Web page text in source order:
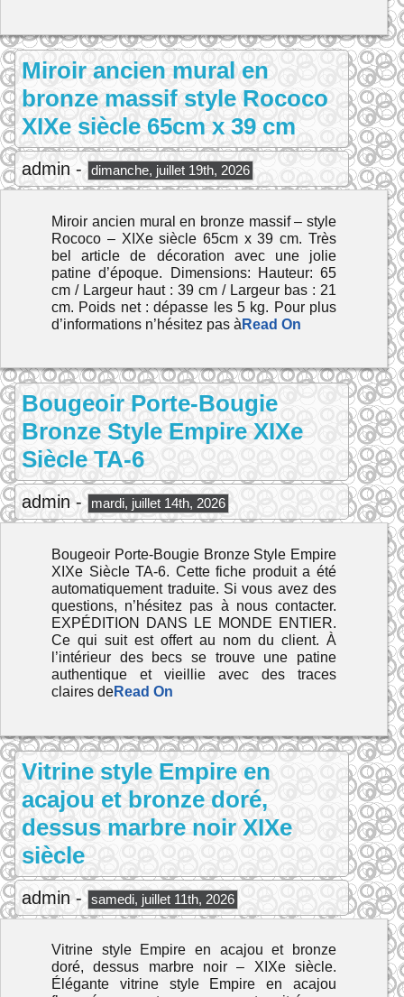
Miroir ancien mural en
bronze massif style Rococo
XIXe siècle 65cm x 39 cm
admin - dimanche, juillet 19th, 2026
Miroir ancien mural en bronze massif – style
Rococo – XIXe siècle 65cm x 39 cm. Très
bel article de décoration avec une jolie
patine d’époque. Dimensions: Hauteur: 65
cm / Largeur haut : 39 cm / Largeur bas : 21
cm. Poids net : dépasse les 5 kg. Pour plus
d’informations n’hésitez pas à Read On
Bougeoir Porte-Bougie
Bronze Style Empire XIXe
Siècle TA-6
admin - mardi, juillet 14th, 2026
Bougeoir Porte-Bougie Bronze Style Empire
XIXe Siècle TA-6. Cette fiche produit a été
automatiquement traduite. Si vous avez des
questions, n’hésitez pas à nous contacter.
EXPÉDITION DANS LE MONDE ENTIER.
Ce qui suit est offert au nom du client. À
l’intérieur des becs se trouve une patine
authentique et vieillie avec des traces
claires deRead On
Vitrine style Empire en
acajou et bronze doré,
dessus marbre noir XIXe
siècle
admin - samedi, juillet 11th, 2026
Vitrine style Empire en acajou et bronze
doré, dessus marbre noir – XIXe siècle.
Élégante vitrine style Empire en acajou